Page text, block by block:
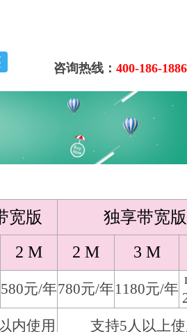
咨询热线： 400-186-1886
宽版
独享带宽版
2 M 2 M 3 M
580元/年780元/年1180元/年
内使用 支持5人以上